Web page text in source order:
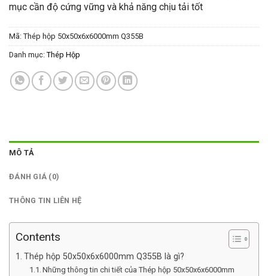
mục cần độ cứng vững và khả năng chịu tải tốt
Mã: Thép hộp 50x50x6x6000mm Q355B
Danh mục: Thép Hộp
MÔ TẢ
ĐÁNH GIÁ (0)
THÔNG TIN LIÊN HỆ
Contents
Thép hộp 50x50x6x6000mm Q355B là gì?
Những thông tin chi tiết của Thép hộp 50x50x6x6000mm